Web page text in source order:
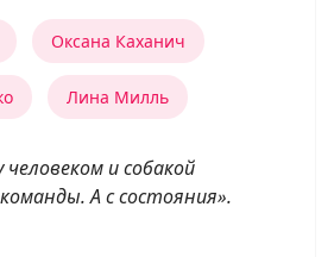
Оксана Каханич
Лина Милль
и собакой
А с состояния».